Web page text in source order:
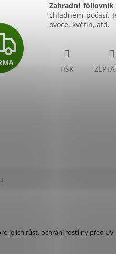
Z
D
A
Zahradní fóliovník
chladném počasí.
ovoce, květin,.atd.
TISK
jejich růst, ochrání rostliny před UV